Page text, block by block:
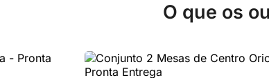
O que os